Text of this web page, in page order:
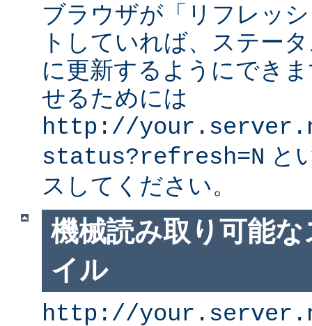
ブラウザが「リフレッ
トしていれば、ステー
に更新するようにでき
せるためには
http://
status?refresh=N と
スしてください。
機械読み取り可能
イル
http://